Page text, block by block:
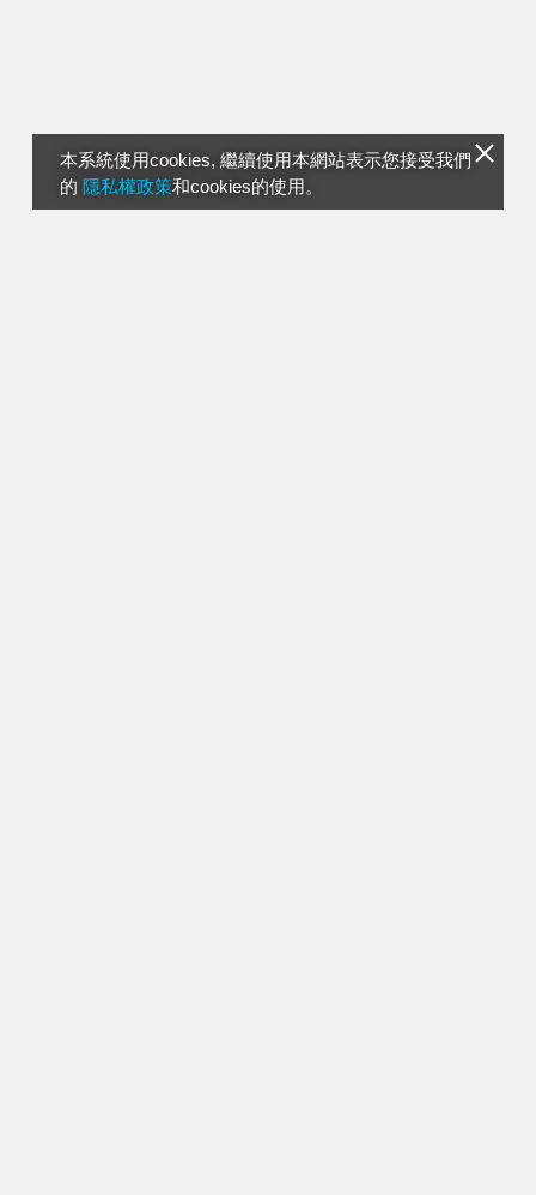
本系統使用cookies, 繼續使用本網站表示您接受我們
的 隱私權政策和cookies的使用。